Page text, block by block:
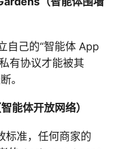
自己的“智能体 App
有协议才能被其
。
能体开放网络）
标准，任何商家的